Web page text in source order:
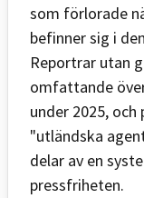
som förlorade
befinner sig i
Reportrar utan
omfattande
under 2025,
"utländska
delar av en
pressfriheten.